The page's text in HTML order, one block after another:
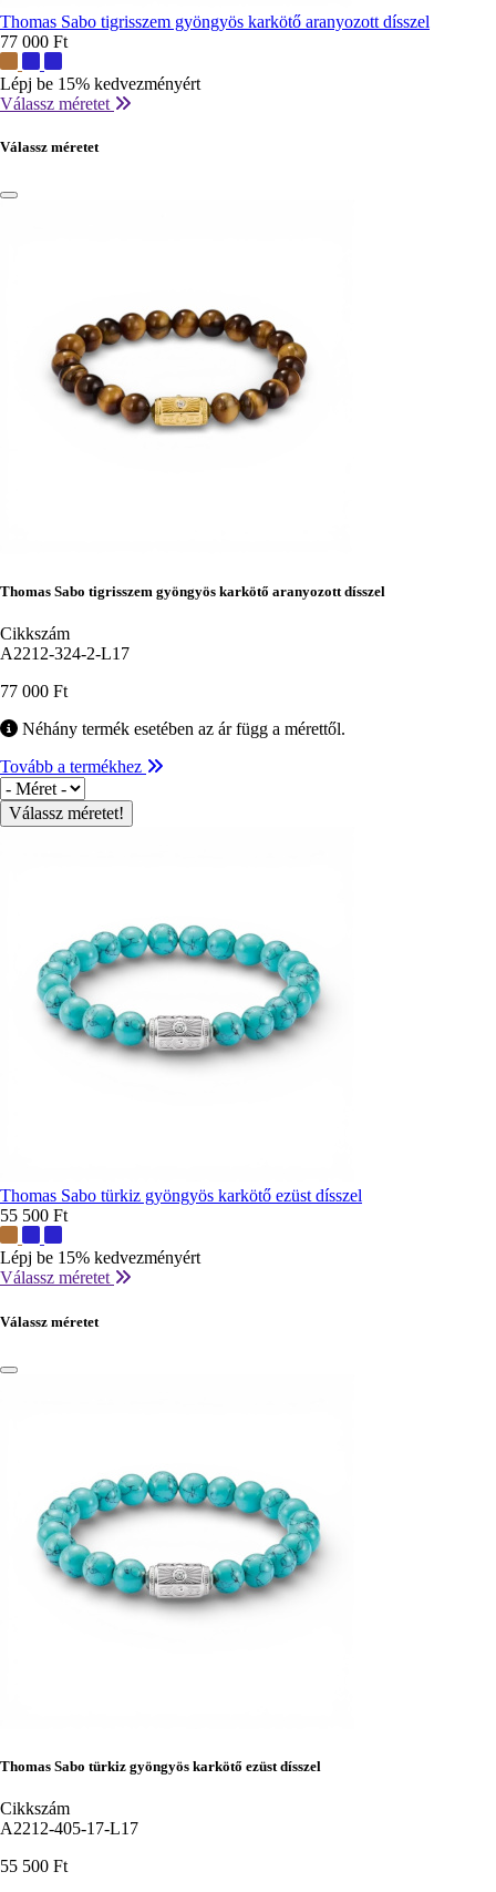
Thomas Sabo tigrisszem gyöngyös karkötő aranyozott dísszel
77 000 Ft
színek:
Lépj be 15% kedvezményért
Válassz méretet
Válassz méretet
Thomas Sabo tigrisszem gyöngyös karkötő aranyozott dísszel
Cikkszám
A2212-324-2-L17
77 000 Ft
Néhány termék esetében az ár függ a mérettől.
Tovább a termékhez
Méret
Thomas Sabo türkiz gyöngyös karkötő ezüst dísszel
55 500 Ft
színek:
Lépj be 15% kedvezményért
Válassz méretet
Válassz méretet
Thomas Sabo türkiz gyöngyös karkötő ezüst dísszel
Cikkszám
A2212-405-17-L17
55 500 Ft